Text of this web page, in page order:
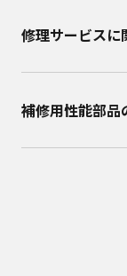
修理サービスに
補修用性能部品